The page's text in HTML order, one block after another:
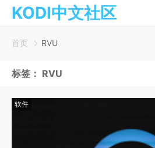
KODI中文社区
首页 RVU
标签： RVU
软件